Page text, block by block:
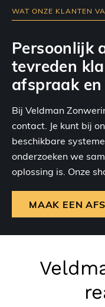
WAT ONZE KLANTEN
Persoonlijk
tevreden
afspraak
Bij Veldman
contact. Je kunt bij
beschikbare
onderzoeken we
oplossing is. Onze
MAAK EEN